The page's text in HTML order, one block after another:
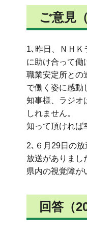
ご意見
1､昨日、ＮＨ
に助け合って働
職業安定所との
で働く姿に感動
知事様、ラジオ
しれません。
知って頂ければ
2､６月29日の
放送がありまし
県内の視覚障が
回答（